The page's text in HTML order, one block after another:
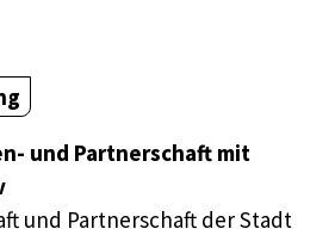
und Partnerschaft mit
und Partnerschaft der Stadt